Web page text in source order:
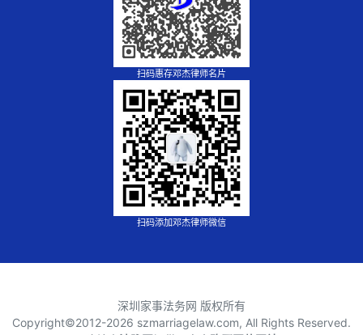
扫码惠存邓杰律师名片
扫码添加邓杰律师微信
深圳家事法务网 版权所有
Copyright©2012-2026 szmarriagelaw.com, All Rights Reserved.